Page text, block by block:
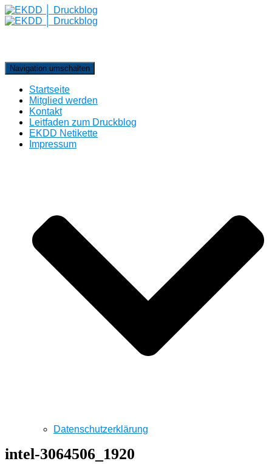
Navigation umschalten
Startseite
Mitglied werden
Kontakt
Leitfaden zum Druckblog
EKDD Netikette
Impressum
Datenschutzerklärung
intel-3064506_1920